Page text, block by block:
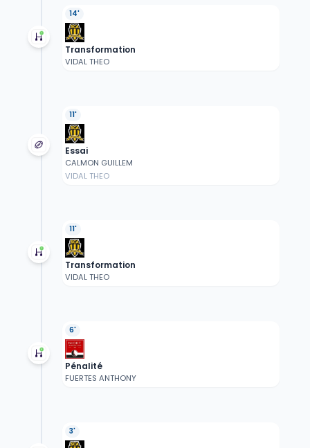
14'
Transformation
VIDAL THEO
11'
Essai
CALMON GUILLEM
VIDAL THEO
11'
Transformation
VIDAL THEO
6'
Pénalité
FUERTES ANTHONY
3'